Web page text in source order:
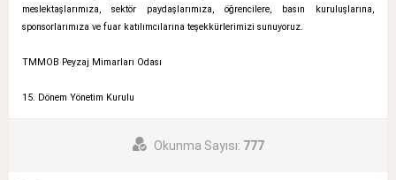
meslektaşlarımıza, sektör paydaşlarımıza, öğrencilere, basın kuruluşlarına,
sponsorlarımıza ve fuar katılımcılarına teşekkürlerimizi sunuyoruz.
TMMOB Peyzaj Mimarları Odası
15. Dönem Yönetim Kurulu
Okunma Sayısı: 777